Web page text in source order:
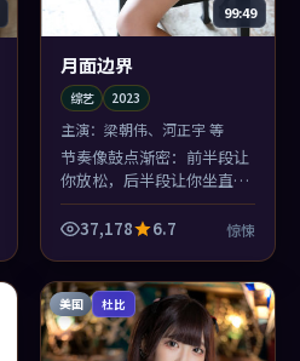
99:49
月面边界
综艺 2023
主演：梁朝伟、河正宇 等
节奏像鼓点渐密：前半段让
你放松，后半段让你坐直。
《月面边界》的惊悚场面服
务于人物，而不是反过来
37,178 6.7 惊悚
美国 杜比